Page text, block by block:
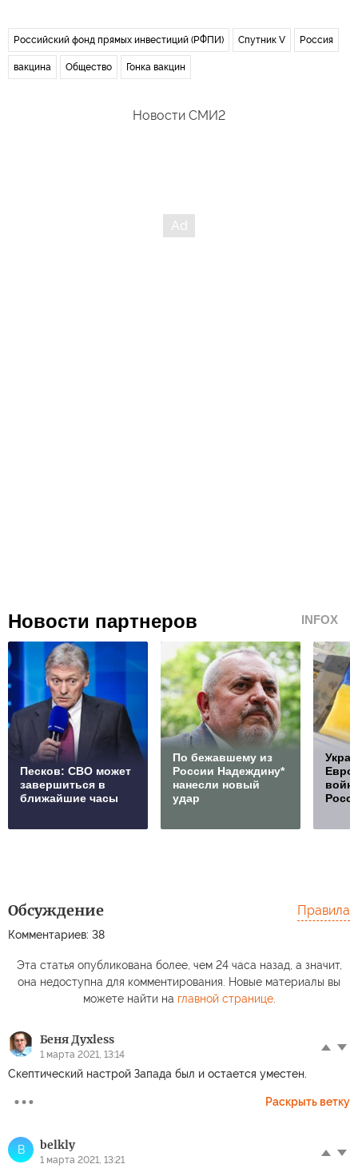
Российский фонд прямых инвестиций (РФПИ) Спутник V Россия
вакцина Общество Гонка вакцин
Новости СМИ2
Новости партнеров INFOX
Песков: СВО может
завершиться в
ближайшие часы
По бежавшему из
России Надеждину*
нанесли новый
удар
Обсуждение
Комментариев: 38
Правила
Эта статья опубликована более, чем 24 часа назад, а значит,
она недоступна для комментирования. Новые материалы вы
можете найти на главной странице.
Беня Духless
1 марта 2021, 13:14
Скептический настрой Запада был и остается уместен.
Раскрыть ветку
B belkly
1 марта 2021, 13:21